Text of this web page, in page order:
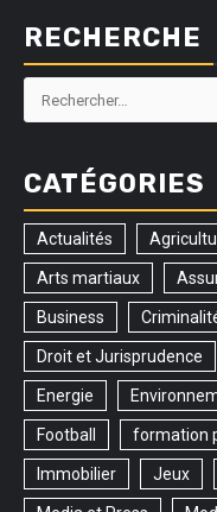
RECHERCHE
Rechercher :
CATÉGORIES
Actualités
Arts martiaux
Business
Droit et Jurisprudence
Energie
Football formation
Immobilier Jeux